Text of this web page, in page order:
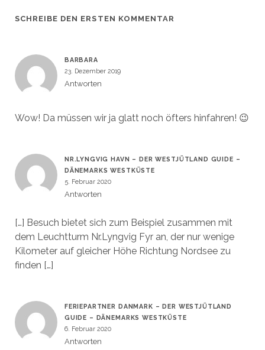
SCHREIBE DEN ERSTEN KOMMENTAR
BARBARA
23. Dezember 2019
Antworten
Wow! Da müssen wir ja glatt noch öfters hinfahren! 😉
NR.LYNGVIG HAVN – DER WESTJÜTLAND GUIDE –
DÄNEMARKS WESTKÜSTE
5. Februar 2020
Antworten
[…] Besuch bietet sich zum Beispiel zusammen mit
dem Leuchtturm Nr.Lyngvig Fyr an, der nur wenige
Kilometer auf gleicher Höhe Richtung Nordsee zu
finden […]
FERIEPARTNER DANMARK – DER WESTJÜTLAND
GUIDE – DÄNEMARKS WESTKÜSTE
6. Februar 2020
Antworten